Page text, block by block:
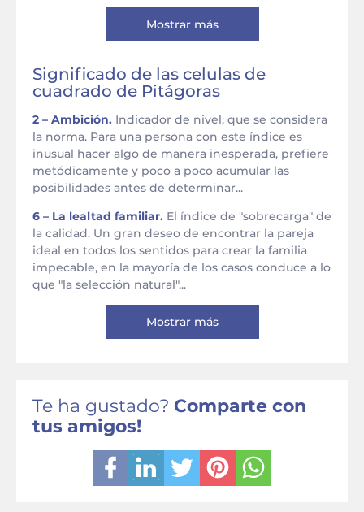
Mostrar más
Significado de las celulas de
cuadrado de Pitágoras
2 – Ambición. Indicador de nivel, que se considera
la norma. Para una persona con este índice es
inusual hacer algo de manera inesperada, prefiere
metódicamente y poco a poco acumular las
posibilidades antes de determinar...
6 – La lealtad familiar. El índice de "sobrecarga" de
la calidad. Un gran deseo de encontrar la pareja
ideal en todos los sentidos para crear la familia
impecable, en la mayoría de los casos conduce a lo
que "la selección natural"...
Mostrar más
Te ha gustado? Comparte con
tus amigos!